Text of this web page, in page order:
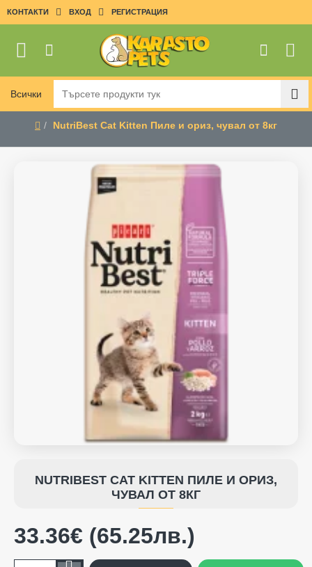
КОНТАКТИ ВХОД РЕГИСТРАЦИЯ
Всички
Търсете
продукти
NutriBest Cat Kitten Пиле и ориз, чувал от 8кг
NUTRIBEST CAT KITTEN ПИЛЕ И ОРИЗ,
ЧУВАЛ ОТ 8КГ
33.36€ (65.25лв.)